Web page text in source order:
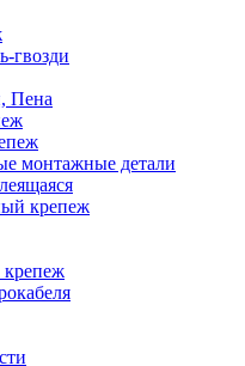
гвозди
Пена
монтажные детали
крепеж
крепеж